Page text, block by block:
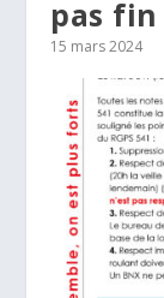
pas fin
15 mars 2024